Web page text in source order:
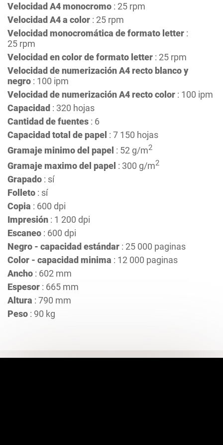
Velocidad A4 monocromo : 25 rpm
Velocidad A4 a color : 25 rpm
Velocidad monocromática de formato letter :
25 rpm
Velocidad en color de formato letter : 25 rpm
Velocidad de numerización A4 recto blanco y
negro : 100 ipm
Velocidad de numerización A4 recto color : 100 ipm
Capacidad : 320 hojas
Cantidad de fuentes : 6
Capacidad total de papel : 7 150 hojas
Gramaje minimo del papel : 52 g/m2
Gramaje maximo del papel : 300 g/m2
Grapado : sí
Folleto : sí
Copia : 600 dpi
Impresión : 1 200 dpi
Escaneo : 600 dpi
Negro - capacidad estándar : 25 000 paginas
Color - capacidad minima : 12 000 paginas
Ancho : 602 mm
Espesor : 665 mm
Altura : 790 mm
Peso : 90 kg